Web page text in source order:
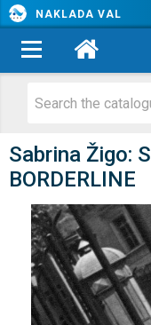
NAKLADA VAL
Sabrina Žigo:
BORDERLINE